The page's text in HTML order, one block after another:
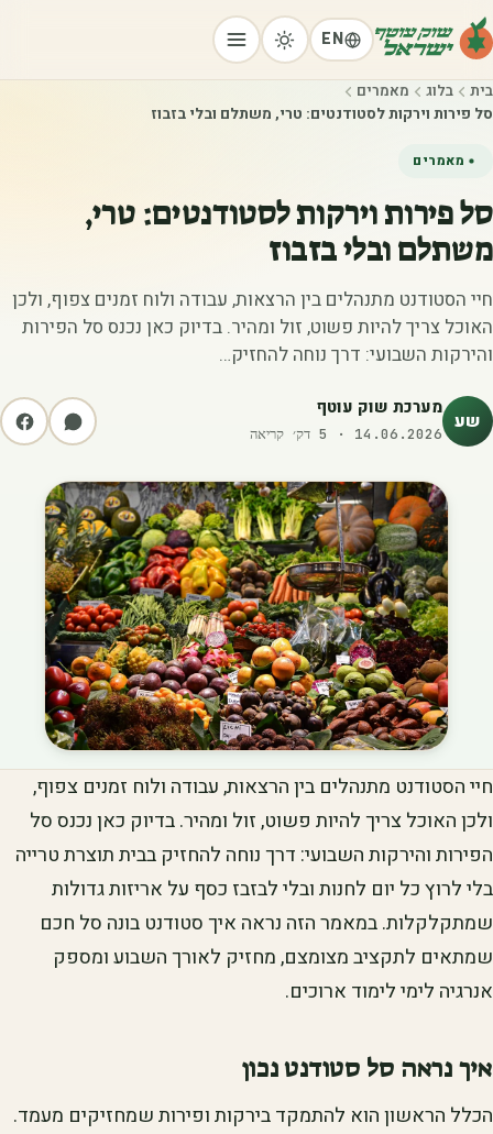
EN
בית בלוג
מאמרים
סל פירות וירקות לסטודנטים: טרי, משתלם ובלי בזבוז
מאמרים
סל פירות וירקות לסטודנטים: טרי,
משתלם ובלי בזבוז
חיי הסטודנט מתנהלים בין הרצאות, עבודה ולוח זמנים צפוף, ולכן
האוכל צריך להיות פשוט, זול ומהיר. בדיוק כאן נכנס סל הפירות
והירקות השבועי: דרך נוחה להחזיק…
שע מערכת שוק עוטף
14.06.2026
·
5 דק׳ קריאה
חיי הסטודנט מתנהלים בין הרצאות, עבודה ולוח זמנים צפוף,
ולכן האוכל צריך להיות פשוט, זול ומהיר. בדיוק כאן נכנס סל
הפירות והירקות השבועי: דרך נוחה להחזיק בבית תוצרת טרייה
בלי לרוץ כל יום לחנות ובלי לבזבז כסף על אריזות גדולות
שמתקלקלות. במאמר הזה נראה איך סטודנט בונה סל חכם
שמתאים לתקציב מצומצם, מחזיק לאורך השבוע ומספק
אנרגיה לימי לימוד ארוכים.
איך נראה סל סטודנט נכון
הכלל הראשון הוא להתמקד בירקות ופירות שמחזיקים מעמד.